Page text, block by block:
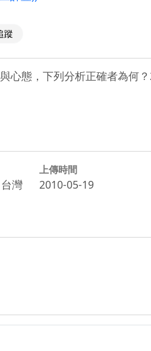
蹤
態，下列分析正確者為何
灣
上傳時間
2010-05-19